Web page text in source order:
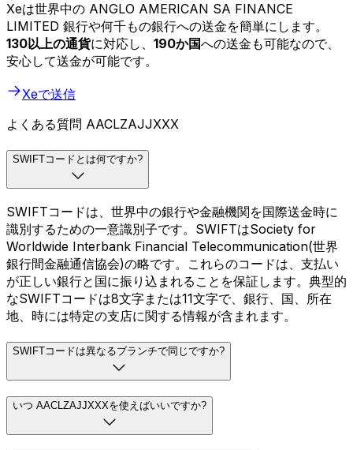
Xeは世界中の ANGLO AMERICAN SA FINANCE
LIMITED 銀行や何千もの銀行への送金を簡単にします。
130以上の通貨に対応し、 190か国への送金も可能なので、
安心して送金が可能です。
Xeで送信
よくある質問 AACLZAJJXXX
SWIFTコードとは何ですか?
SWIFTコードは、世界中の銀行や金融機関を国際送金時に
識別するための一意識別子です。SWIFTはSociety for
Worldwide Interbank Financial Telecommunication(世界
銀行間金融通信協会)の略です。これらのコードは、支払い
が正しい銀行と国に振り込まれることを保証します。典型的
なSWIFTコードは8文字または11文字で、銀行、国、所在
地、時には特定の支店に関する情報が含まれます。
SWIFTコードは異なるブランチで同じですか?
いつ AACLZAJJXXXを使えばいいですか?